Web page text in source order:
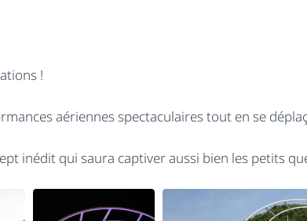
!
aériennes spectaculaires tout en se
inédit qui saura captiver aussi bien les petits